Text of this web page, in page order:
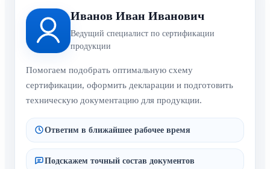
Иванов Иван Иванович
Ведущий специалист по сертификации
продукции
Помогаем подобрать оптимальную схему
сертификации, оформить декларации и подготовить
техническую документацию для продукции.
Ответим в ближайшее рабочее время
Подскажем точный состав документов